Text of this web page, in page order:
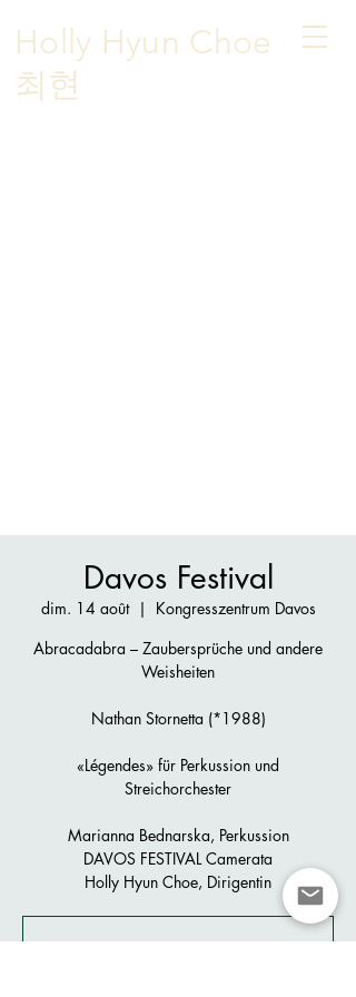
Holly Hyun Choe
​최현
Davos Festival
dim. 14 août
  |
Kongresszentrum Davos
Abracadabra – Zaubersprüche und andere
Weisheiten
Nathan Stornetta (*1988)
«Légendes» für Perkussion und
Streichorchester
Marianna Bednarska, Perkussion
DAVOS FESTIVAL Camerata
Holly Hyun Choe, Dirigentin